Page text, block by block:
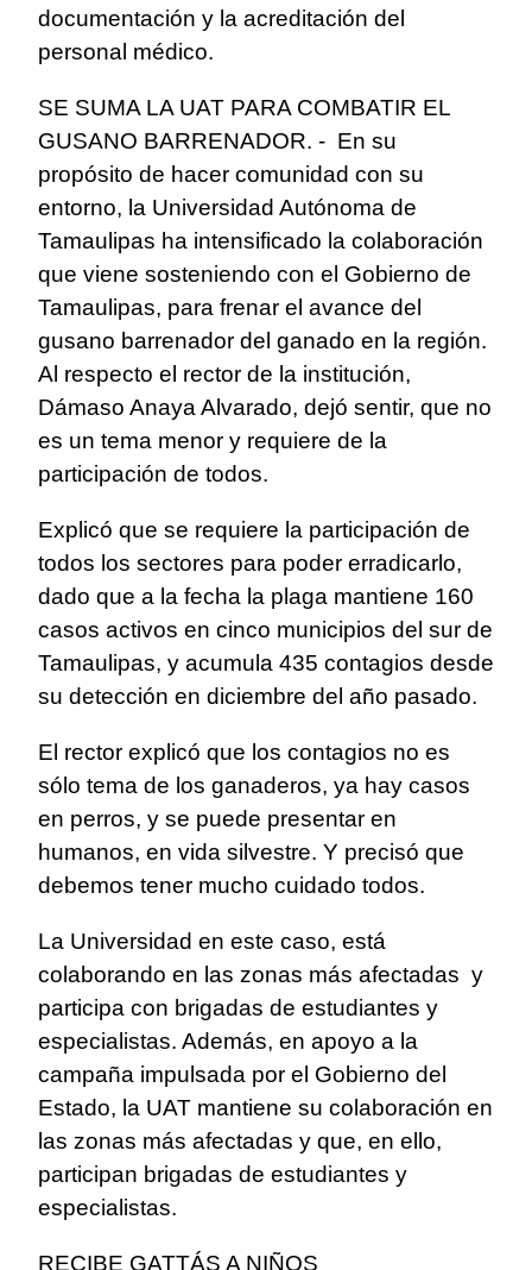
documentación y la acreditación del
personal médico.
SE SUMA LA UAT PARA COMBATIR EL
GUSANO BARRENADOR. - En su
propósito de hacer comunidad con su
entorno, la Universidad Autónoma de
Tamaulipas ha intensificado la colaboración
que viene sosteniendo con el Gobierno de
Tamaulipas, para frenar el avance del
gusano barrenador del ganado en la región.
Al respecto el rector de la institución,
Dámaso Anaya Alvarado, dejó sentir, que no
es un tema menor y requiere de la
participación de todos.
Explicó que se requiere la participación de
todos los sectores para poder erradicarlo,
dado que a la fecha la plaga mantiene 160
casos activos en cinco municipios del sur de
Tamaulipas, y acumula 435 contagios desde
su detección en diciembre del año pasado.
El rector explicó que los contagios no es
sólo tema de los ganaderos, ya hay casos
en perros, y se puede presentar en
humanos, en vida silvestre. Y precisó que
debemos tener mucho cuidado todos.
La Universidad en este caso, está
colaborando en las zonas más afectadas y
participa con brigadas de estudiantes y
especialistas. Además, en apoyo a la
campaña impulsada por el Gobierno del
Estado, la UAT mantiene su colaboración en
las zonas más afectadas y que, en ello,
participan brigadas de estudiantes y
especialistas.
RECIBE GATTÁS A NIÑOS